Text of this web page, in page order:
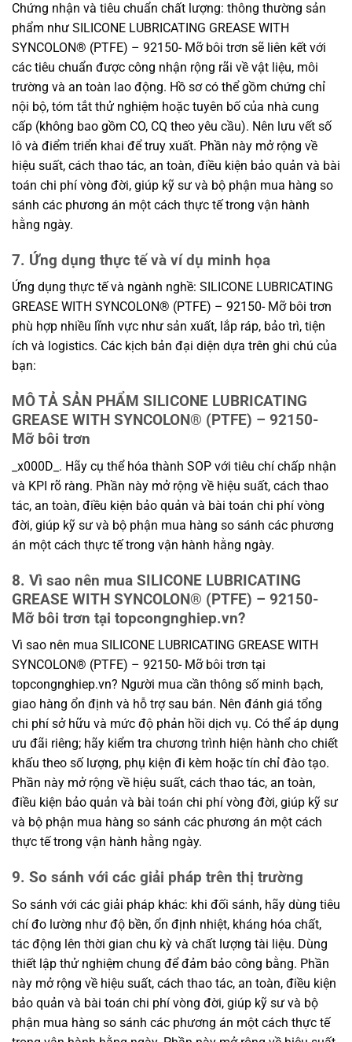
Chứng nhận và tiêu chuẩn chất lượng: thông thường sản
phẩm như SILICONE LUBRICATING GREASE WITH
SYNCOLON® (PTFE) – 92150- Mỡ bôi trơn sẽ liên kết với
các tiêu chuẩn được công nhận rộng rãi về vật liệu, môi
trường và an toàn lao động. Hồ sơ có thể gồm chứng chỉ
nội bộ, tóm tắt thử nghiệm hoặc tuyên bố của nhà cung
cấp (không bao gồm CO, CQ theo yêu cầu). Nên lưu vết số
lô và điểm triển khai để truy xuất. Phần này mở rộng về
hiệu suất, cách thao tác, an toàn, điều kiện bảo quản và bài
toán chi phí vòng đời, giúp kỹ sư và bộ phận mua hàng so
sánh các phương án một cách thực tế trong vận hành
hằng ngày.
7. Ứng dụng thực tế và ví dụ minh họa
Ứng dụng thực tế và ngành nghề: SILICONE LUBRICATING
GREASE WITH SYNCOLON® (PTFE) – 92150- Mỡ bôi trơn
phù hợp nhiều lĩnh vực như sản xuất, lắp ráp, bảo trì, tiện
ích và logistics. Các kịch bản đại diện dựa trên ghi chú của
bạn:
MÔ TẢ SẢN PHẨM SILICONE LUBRICATING
GREASE WITH SYNCOLON® (PTFE) – 92150-
Mỡ bôi trơn
_x000D_. Hãy cụ thể hóa thành SOP với tiêu chí chấp nhận
và KPI rõ ràng. Phần này mở rộng về hiệu suất, cách thao
tác, an toàn, điều kiện bảo quản và bài toán chi phí vòng
đời, giúp kỹ sư và bộ phận mua hàng so sánh các phương
án một cách thực tế trong vận hành hằng ngày.
8. Vì sao nên mua SILICONE LUBRICATING
GREASE WITH SYNCOLON® (PTFE) – 92150-
Mỡ bôi trơn tại topcongnghiep.vn?
Vì sao nên mua SILICONE LUBRICATING GREASE WITH
SYNCOLON® (PTFE) – 92150- Mỡ bôi trơn tại
topcongnghiep.vn? Người mua cần thông số minh bạch,
giao hàng ổn định và hỗ trợ sau bán. Nên đánh giá tổng
chi phí sở hữu và mức độ phản hồi dịch vụ. Có thể áp dụng
ưu đãi riêng; hãy kiểm tra chương trình hiện hành cho chiết
khấu theo số lượng, phụ kiện đi kèm hoặc tín chỉ đào tạo.
Phần này mở rộng về hiệu suất, cách thao tác, an toàn,
điều kiện bảo quản và bài toán chi phí vòng đời, giúp kỹ sư
và bộ phận mua hàng so sánh các phương án một cách
thực tế trong vận hành hằng ngày.
9. So sánh với các giải pháp trên thị trường
So sánh với các giải pháp khác: khi đối sánh, hãy dùng tiêu
chí đo lường như độ bền, ổn định nhiệt, kháng hóa chất,
tác động lên thời gian chu kỳ và chất lượng tài liệu. Dùng
thiết lập thử nghiệm chung để đảm bảo công bằng. Phần
này mở rộng về hiệu suất, cách thao tác, an toàn, điều kiện
bảo quản và bài toán chi phí vòng đời, giúp kỹ sư và bộ
phận mua hàng so sánh các phương án một cách thực tế